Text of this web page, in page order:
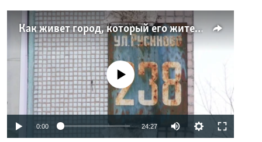
Как живет город, который его жители никогда не видели. Неизвестная Россия
No media source currently available
0:00 24:27